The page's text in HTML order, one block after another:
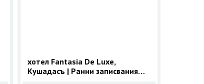
хотел Fantasia De Luxe,
Кушадасъ | Ранни записвания